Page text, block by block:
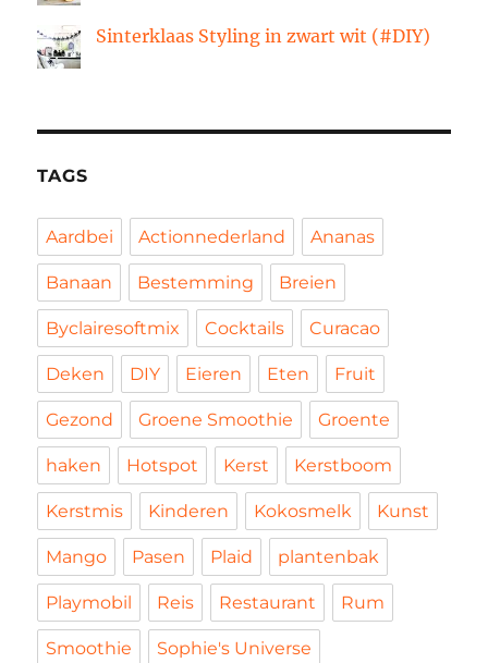
Sinterklaas Styling in zwart wit (#DIY)
TAGS
Aardbei Actionnederland Ananas
Banaan Bestemming Breien
Byclairesoftmix Cocktails Curacao
Deken DIY Eieren Eten Fruit
Gezond Groene Smoothie Groente
haken Hotspot Kerst Kerstboom
Kerstmis Kinderen Kokosmelk Kunst
Mango Pasen Plaid plantenbak
Playmobil Reis Restaurant Rum
Smoothie Sophie's Universe